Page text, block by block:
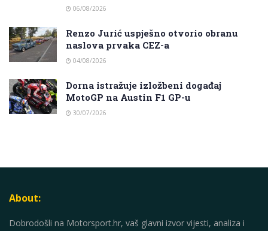
06/08/2026
Renzo Jurić uspješno otvorio obranu
naslova prvaka CEZ-a
04/08/2026
Dorna istražuje izložbeni događaj
MotoGP na Austin F1 GP-u
30/07/2026
About:
Dobrodošli na Motorsport.hr, vaš glavni izvor vijesti, analiza i